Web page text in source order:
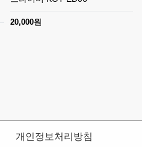
20,000원
개인정보처리방침